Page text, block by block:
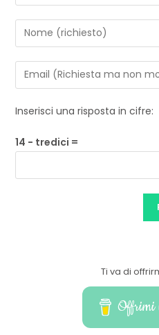
Inserisci una risposta in cifre:
14 − tredici =
Ti va di
Offrimi